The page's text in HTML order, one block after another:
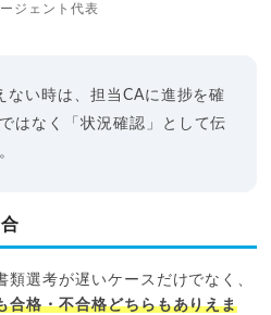
ジェント代表
ない時は、担当CAに進捗を確
はなく「状況確認」として伝
類選考が遅いケースだけでなく、
合格・不合格どちらもありえま